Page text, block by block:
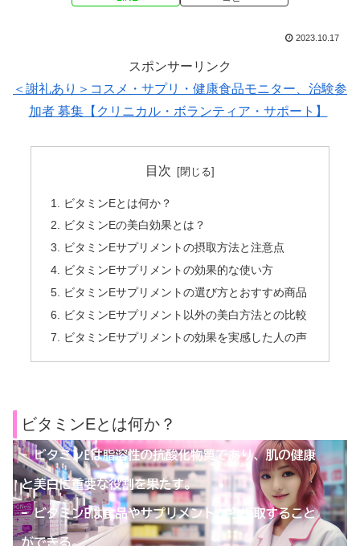
2023.10.17
スポンサーリンク
＜謝礼あり＞コスメ・サプリ・健康食品モニター、治験参
加者 募集【クリニカル・ボランティア・サポート】
目次
ビタミンEとは何か？
ビタミンEの美白効果とは？
ビタミンEサプリメントの摂取方法と注意点
ビタミンEサプリメントの効果的な使い方
ビタミンEサプリメントの選び方とおすすめ商品
ビタミンEサプリメント以外の美白方法との比較
ビタミンEサプリメントの効果を実感した人の声
ビタミンEとは何か？